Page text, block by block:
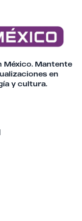
México. Mantente
en
y cultura.